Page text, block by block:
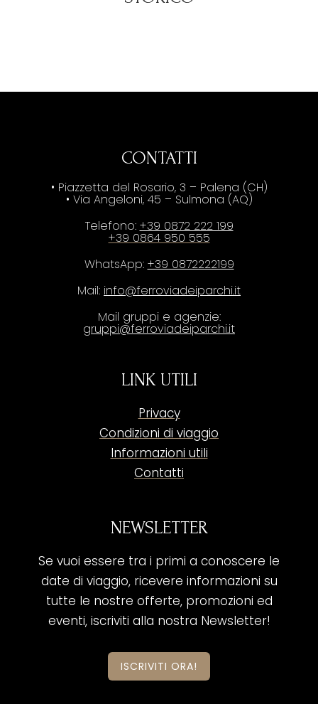
CONTATTI
• Piazzetta del Rosario, 3 – Palena (CH)
• Via Angeloni, 45 – Sulmona (AQ)
Telefono: +39 0872 222 199
+39 0864 950 555
WhatsApp: +39 0872222199
Mail: info@ferroviadeiparchi.it
Mail gruppi e agenzie:
gruppi@ferroviadeiparchi.it
LINK UTILI
Privacy
Condizioni di viaggio
Informazioni utili
Contatti
NEWSLETTER
Se vuoi essere tra i primi a conoscere le
date di viaggio, ricevere informazioni su
tutte le nostre offerte, promozioni ed
eventi, iscriviti alla nostra Newsletter!
ISCRIVITI ORA!